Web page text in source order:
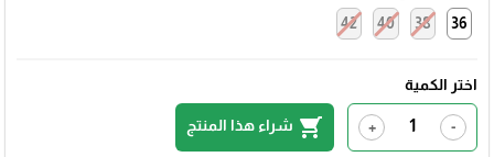
36
38
40
42
اختر الكمية
-
+
shopping_cart شراء هذا المنتج